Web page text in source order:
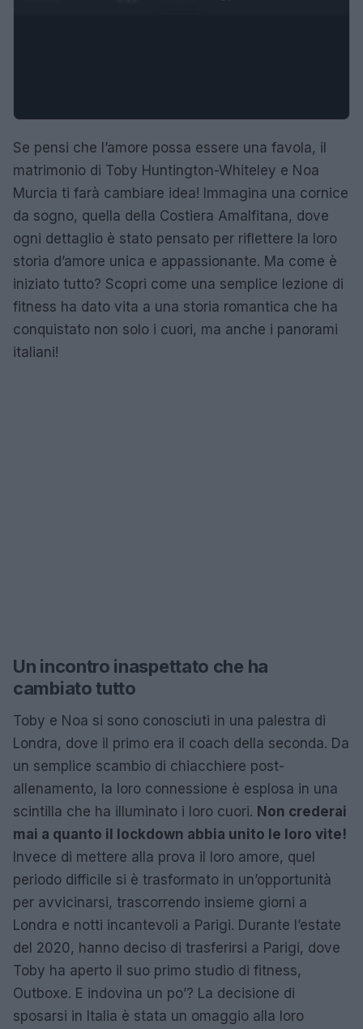
Se pensi che l’amore possa essere una favola, il
matrimonio di Toby Huntington-Whiteley e Noa
Murcia ti farà cambiare idea! Immagina una cornice
da sogno, quella della Costiera Amalfitana, dove
ogni dettaglio è stato pensato per riflettere la loro
storia d’amore unica e appassionante. Ma come è
iniziato tutto? Scopri come una semplice lezione di
fitness ha dato vita a una storia romantica che ha
conquistato non solo i cuori, ma anche i panorami
italiani!
Un incontro inaspettato che ha
cambiato tutto
Toby e Noa si sono conosciuti in una palestra di
Londra, dove il primo era il coach della seconda. Da
un semplice scambio di chiacchiere post-
allenamento, la loro connessione è esplosa in una
scintilla che ha illuminato i loro cuori. Non crederai
mai a quanto il lockdown abbia unito le loro vite!
Invece di mettere alla prova il loro amore, quel
periodo difficile si è trasformato in un’opportunità
per avvicinarsi, trascorrendo insieme giorni a
Londra e notti incantevoli a Parigi. Durante l’estate
del 2020, hanno deciso di trasferirsi a Parigi, dove
Toby ha aperto il suo primo studio di fitness,
Outboxe. E indovina un po’? La decisione di
sposarsi in Italia è stata un omaggio alla loro